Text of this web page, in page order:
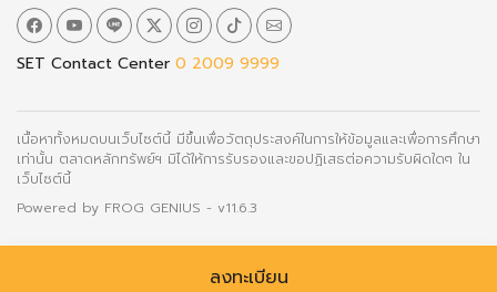
ลงทะเบียน
SET Contact Center 0 2009 9999
เนื้อหาทั้งหมดบนเว็บไซต์นี้ มีขึ้นเพื่อวัตถุประสงค์ในการให้ข้อมูลและเพื่อการศึกษา
เท่านั้น ตลาดหลักทรัพย์ฯ มิได้ให้การรับรองและขอปฏิเสธต่อความรับผิดใดๆ ใน
เว็บไซต์นี้
Powered by FROG GENIUS - v11.6.3